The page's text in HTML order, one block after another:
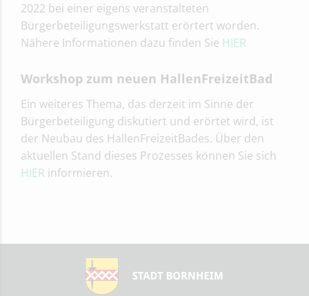
2022 bei einer eigens veranstalteten
Bürgerbeteiligungswerkstatt erörtert worden.
Nähere Informationen dazu finden Sie HIER
Workshop zum neuen HallenFreizeitBad
Ein weiteres Thema, das derzeit im Sinne der
Bürgerbeteiligung diskutiert und erörtet wird, ist
der Neubau des HallenFreizeitBades. Über den
aktuellen Stand dieses Prozesses können Sie sich
HIER informieren.